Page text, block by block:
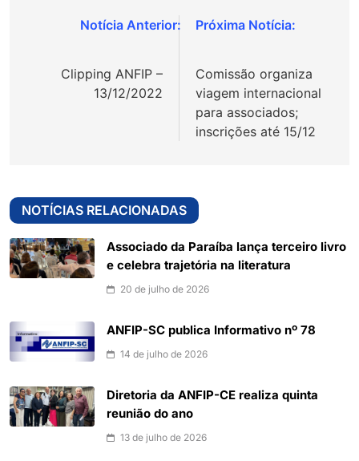
Navegação
Post
Clipping ANFIP –
13/12/2022
Comissão organiza
viagem internacional
para associados;
inscrições até 15/12
NOTÍCIAS RELACIONADAS
Associado da Paraíba lança terceiro livro
e celebra trajetória na literatura
20 de julho de 2026
ANFIP-SC publica Informativo nº 78
14 de julho de 2026
Diretoria da ANFIP-CE realiza quinta
reunião do ano
13 de julho de 2026